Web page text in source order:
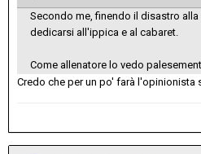
Secondo me, finendo il disastro
dedicarsi all'ippica e al cabaret.
Come allenatore lo vedo
Credo che per un po' farà l'opinionista